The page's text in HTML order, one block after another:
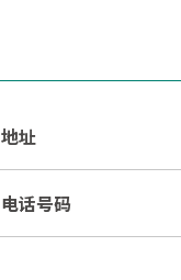
地址
电话号码